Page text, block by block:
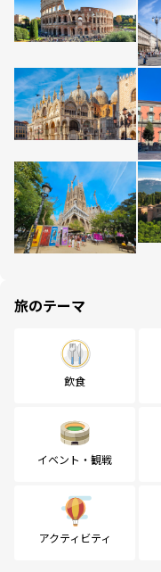
旅のテーマ
飲食
イベント・観戦
アクティビティ